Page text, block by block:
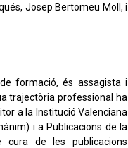
Josep Bertomeu Moll, i
formació, és assagista i
trajectòria professional ha
a la Institució Valenciana
i a Publicacions de la
cura de les publicacions